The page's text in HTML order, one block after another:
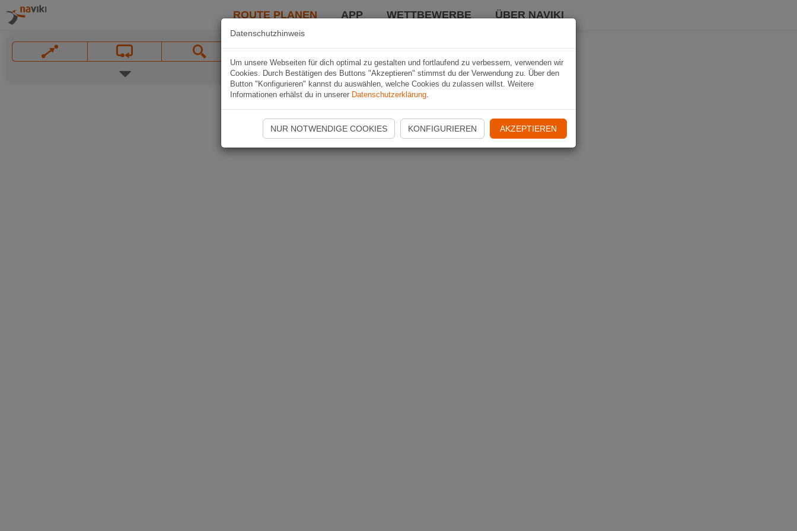
ROUTE PLANEN APP WETTBEWERBE ÜBER NAVIKI
Datenschutzhinweis
Um unsere Webseiten für dich optimal zu gestalten und fortlaufend zu verbessern, verwenden wir
Cookies. Durch Bestätigen des Buttons "Akzeptieren" stimmst du der Verwendung zu. Über den
Button "Konfigurieren" kannst du auswählen, welche Cookies du zulassen willst. Weitere
Informationen erhälst du in unserer Datenschutzerklärung.
NUR NOTWENDIGE COOKIES KONFIGURIEREN AKZEPTIEREN